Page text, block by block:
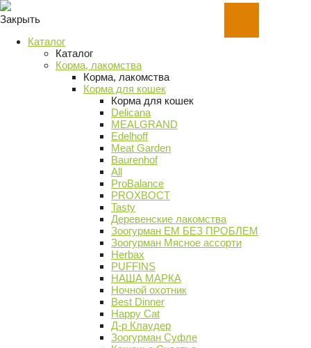
Закрыть
Каталог
Каталог
Корма, лакомства
Корма, лакомства
Корма для кошек
Корма для кошек
Delicana
MEALGRAND
Edelhoff
Meat Garden
Baurenhof
All
ProBalance
PROХВОСТ
Tasty
Деревенские лакомства
Зоогурман ЕМ БЕЗ ПРОБЛЕМ
Зоогурман Мясное ассорти
Herbax
PUFFINS
НАША МАРКА
Ночной охотник
Best Dinner
Happy Cat
Д-р Клаудер
Зоогурман Суфле